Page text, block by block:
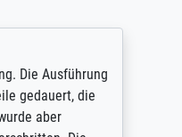
Die Ausführung
gedauert, die
aber